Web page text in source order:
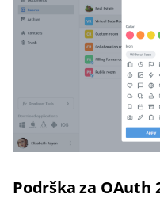
Podrška za OAuth